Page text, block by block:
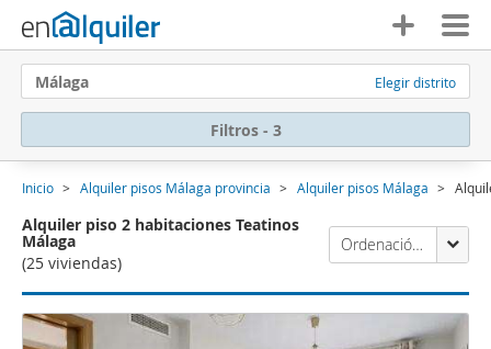
Málaga Elegir distrito
Filtros - 3
Inicio Alquiler pisos Málaga provincia Alquiler pisos Málaga
Alquiler piso 2 habitaciones Teatinos
Málaga
(25 viviendas)
Ordenación Enalquiler